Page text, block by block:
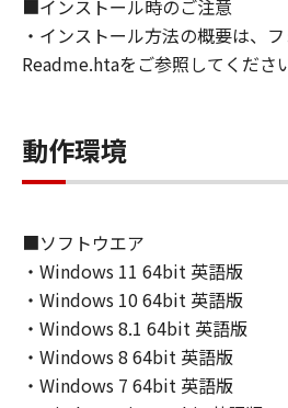
approvals.
6. SUPPORT AND UPDATE
NEITHER CANON, CANON'S
RESPONSIBLE FOR
HELPING YOU TO USE THE
HEREUNDER.
7. DISCLAIMER OF
LIABILITY
[NO WARRANTY] THE
PROVIDED "AS IS" WITHOUT
ANY KIND, EITHER
■インストール時のご注意
・インストール方法の概要は、
Readme.htaをご参照してくださ
動作環境
■ソフトウエア
・Windows 11 64bit 英語版
・Windows 10 64bit 英語版
・Windows 8.1 64bit 英語版
・Windows 8 64bit 英語版
・Windows 7 64bit 英語版